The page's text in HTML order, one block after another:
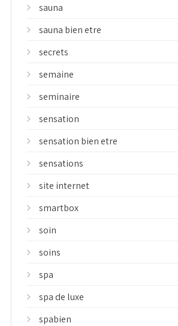
sauna
sauna bien etre
secrets
semaine
seminaire
sensation
sensation bien etre
sensations
site internet
smartbox
soin
soins
spa
spa de luxe
spabien